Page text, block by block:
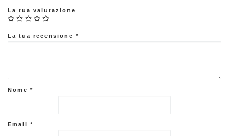
La tua valutazione
La tua recensione *
Nome *
Email *